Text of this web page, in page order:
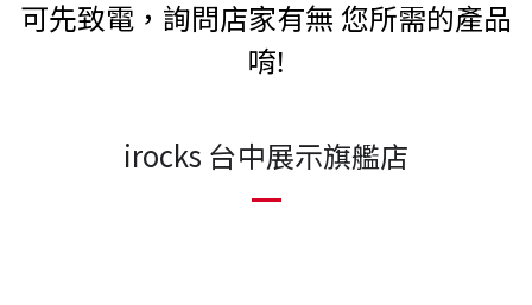
可先致電，詢問店家有無 您所需的產品
唷!
irocks 台中展示旗艦店